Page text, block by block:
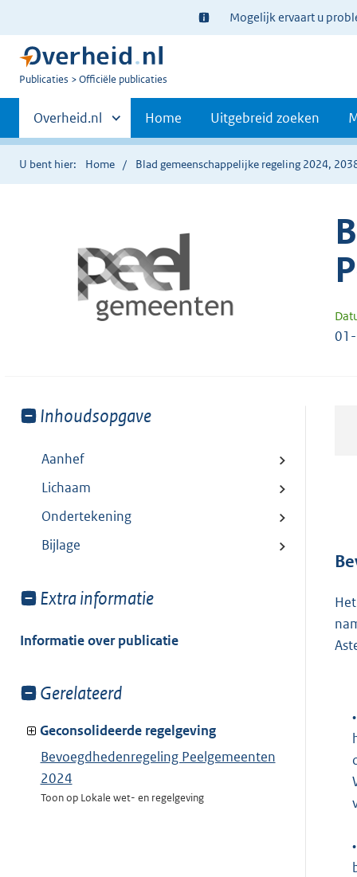
Ter
informatie:
Mogelijk ervaart u
U
Publicaties Officiële publicaties
Primaire
navigatie
Andere
sites
binnen
Overheid.nl Home Uitgebreid zoeken
U bent hier: Home Blad gemeenschappelijke regeling 2024,
Toon
van:
Inhoudsopgave
Aanhef
Lichaam
Ondertekening
Bijlage
Toon
van:
Extra informatie
Informatie over publicatie
Toon
van:
Gerelateerd
Geconsolideerde regelgeving
Bevoegdhedenregeling Peelgemeenten
2024
Toon op Lokale wet- en regelgeving
•
•